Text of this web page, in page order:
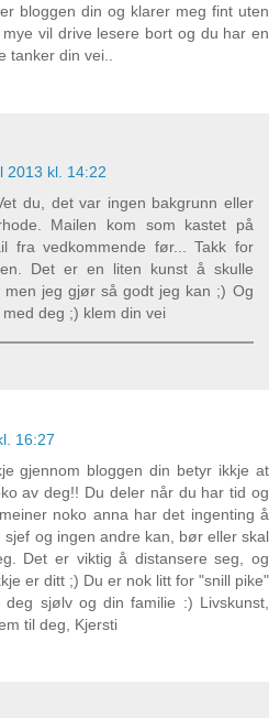
bloggen din og klarer meg fint uten
vil drive lesere bort og du har en
tanker din vei..
2013 kl. 14:22
du, det var ingen bakgrunn eller
Mailen kom som kastet på
fra vedkommende før... Takk for
Det er en liten kunst å skulle
men jeg gjør så godt jeg kan ;) Og
deg ;) klem din vei
16:27
gjennom bloggen din betyr ikkje at
av deg!! Du deler når du har tid og
noko anna har det ingenting å
sjef og ingen andre kan, bør eller skal
Det er viktig å distansere seg, og
er ditt ;) Du er nok litt for "snill pike"
deg sjølv og din familie :) Livskunst,
til deg, Kjersti